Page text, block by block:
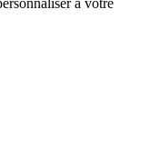
à votre